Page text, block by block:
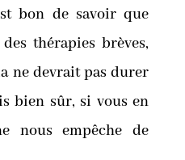
bon de savoir que
thérapies brèves,
ne devrait pas durer
bien sûr, si vous en
nous empêche de